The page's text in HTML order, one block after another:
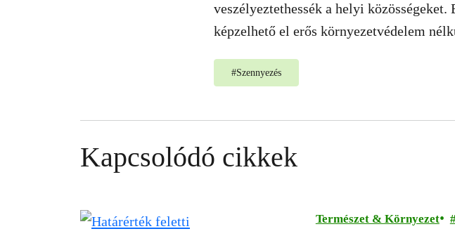
veszélyeztethessék a helyi közösségeket.
képzelhető el erős környezetvédelem
#Szennyezés
Kapcsolódó cikkek
Természet & Környezet